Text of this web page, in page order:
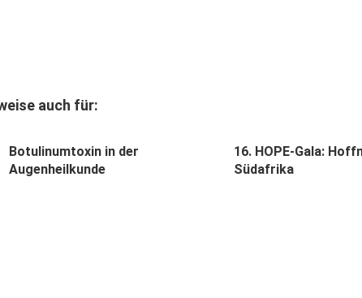
auch für:
Botulinumtoxin in der
Augenheilkunde
16. HOPE-Gala:
Südafrika